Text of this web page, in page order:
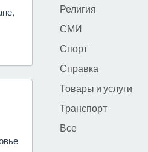
Религия
СМИ
Спорт
Справка
Товары и услуги
Транспорт
Все